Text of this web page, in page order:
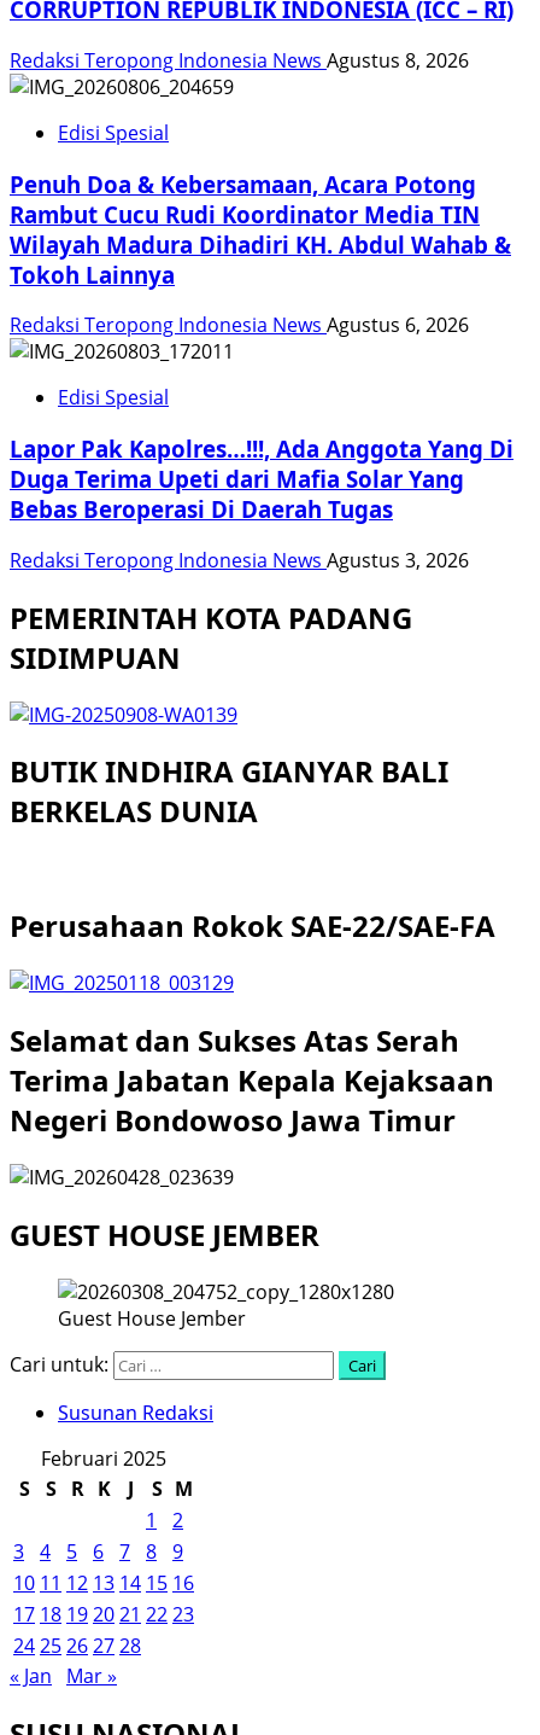
CORRUPTION REPUBLIK INDONESIA (ICC – RI)
Redaksi Teropong Indonesia News Agustus 8, 2026
Edisi Spesial
Penuh Doa & Kebersamaan, Acara Potong
Rambut Cucu Rudi Koordinator Media TIN
Wilayah Madura Dihadiri KH. Abdul Wahab &
Tokoh Lainnya
Redaksi Teropong Indonesia News Agustus 6, 2026
Edisi Spesial
Lapor Pak Kapolres…!!!, Ada Anggota Yang Di
Duga Terima Upeti dari Mafia Solar Yang
Bebas Beroperasi Di Daerah Tugas
Redaksi Teropong Indonesia News Agustus 3, 2026
PEMERINTAH KOTA PADANG
SIDIMPUAN
BUTIK INDHIRA GIANYAR BALI
BERKELAS DUNIA
Perusahaan Rokok SAE-22/SAE-FA
Selamat dan Sukses Atas Serah
Terima Jabatan Kepala Kejaksaan
Negeri Bondowoso Jawa Timur
GUEST HOUSE JEMBER
Guest House Jember
Cari untuk:
Susunan Redaksi
Februari 2025
S
S R K J S M
1
2
3 4 5 6 7 8 9
10 11 12 13 14 15 16
17 18 192021 2223
2425262728
« Jan
Mar »